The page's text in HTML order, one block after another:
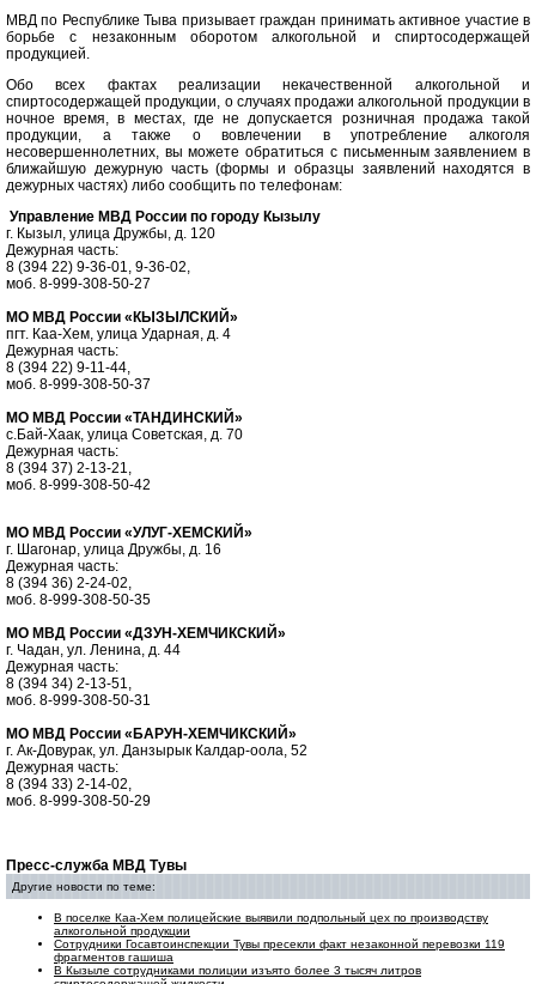
МВД по Республике Тыва призывает граждан принимать активное участие в
борьбе с незаконным оборотом алкогольной и спиртосодержащей
продукцией.
Обо всех фактах реализации некачественной алкогольной и
спиртосодержащей продукции, о случаях продажи алкогольной продукции в
ночное время, в местах, где не допускается розничная продажа такой
продукции, а также о вовлечении в употребление алкоголя
несовершеннолетних, вы можете обратиться с письменным заявлением в
ближайшую дежурную часть (формы и образцы заявлений находятся в
дежурных частях) либо сообщить по телефонам:
Управление МВД России по городу Кызылу
г. Кызыл, улица Дружбы, д. 120
Дежурная часть:
8 (394 22) 9-36-01, 9-36-02,
моб. 8-999-308-50-27
МО МВД России «КЫЗЫЛСКИЙ»
пгт. Каа-Хем, улица Ударная, д. 4
Дежурная часть:
8 (394 22) 9-11-44,
моб. 8-999-308-50-37
МО МВД России «ТАНДИНСКИЙ»
с.Бай-Хаак, улица Советская, д. 70
Дежурная часть:
8 (394 37) 2-13-21,
моб. 8-999-308-50-42
МО МВД России «УЛУГ-ХЕМСКИЙ»
г. Шагонар, улица Дружбы, д. 16
Дежурная часть:
8 (394 36) 2-24-02,
моб. 8-999-308-50-35
МО МВД России «ДЗУН-ХЕМЧИКСКИЙ»
г. Чадан, ул. Ленина, д. 44
Дежурная часть:
8 (394 34) 2-13-51,
моб. 8-999-308-50-31
МО МВД России «БАРУН-ХЕМЧИКСКИЙ»
г. Ак-Довурак, ул. Данзырык Калдар-оола, 52
Дежурная часть:
8 (394 33) 2-14-02,
моб. 8-999-308-50-29
Пресс-служба МВД Тувы
Другие новости по теме:
В поселке Каа-Хем полицейские выявили подпольный цех по производству
алкогольной продукции
Сотрудники Госавтоинспекции Тувы пресекли факт незаконной перевозки 119
фрагментов гашиша
В Кызыле сотрудниками полиции изъято более 3 тысяч литров